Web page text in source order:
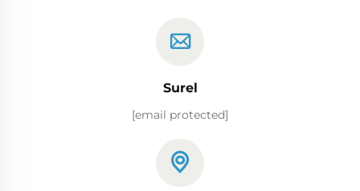
Surel
[email protected]